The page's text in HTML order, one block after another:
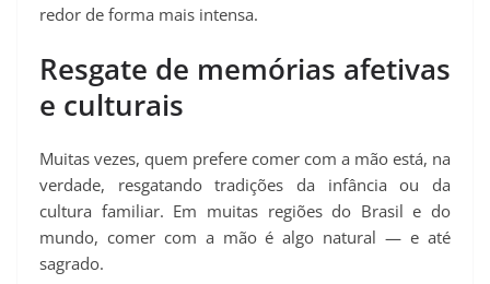
redor de forma mais intensa.
Resgate de memórias afetivas
e culturais
Muitas vezes, quem prefere comer com a mão está, na
verdade, resgatando tradições da infância ou da
cultura familiar. Em muitas regiões do Brasil e do
mundo, comer com a mão é algo natural — e até
sagrado.